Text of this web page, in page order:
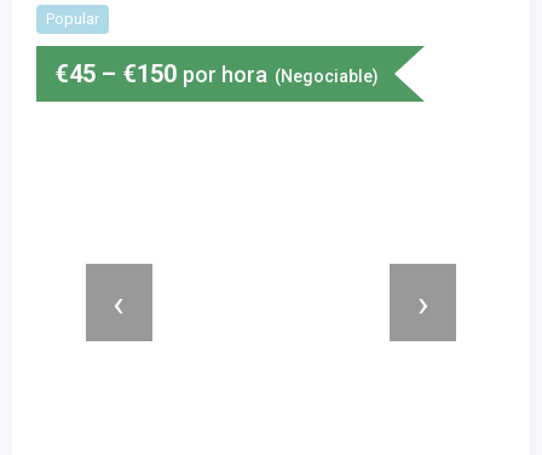
Popular
€45 – €150 por hora (Negociable)
‹ ›